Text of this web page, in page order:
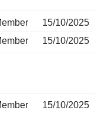
15/10/2025
15/10/2025
15/10/2025